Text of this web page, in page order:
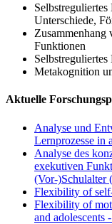
Unterschiede,
Zusammenhang
Funktionen
Metakognition
Aktuelle
Analyse und
Lernprozesse in
Analyse des
exekutiven
(Vor-)Schulalter
Flexibility of
Flexibility of
and adolescents